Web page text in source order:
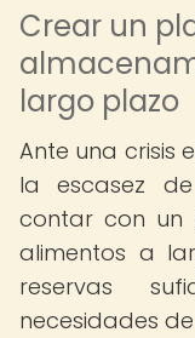
Crear un
largo plazo
Ante una crisis
la escasez
contar con un
alimentos a
reservas
necesidades